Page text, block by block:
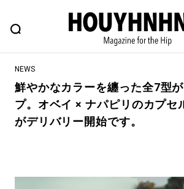
FEATURE BLOG
ヒップなファッション、カルチャー、ライフスタ
#注目のタグ
#NEW VINTAGE #マイナーグッド
NEWS
鮮やかなカラーを纏った全7型
プ。オベイ × ナパピリのカプセ
がデリバリー開始です。